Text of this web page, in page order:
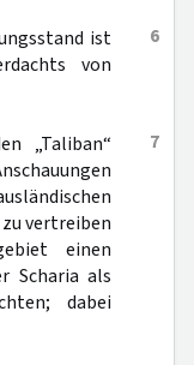
6
ist
von
7
„Taliban“
vertreiben
einen
Scharia als
dabei